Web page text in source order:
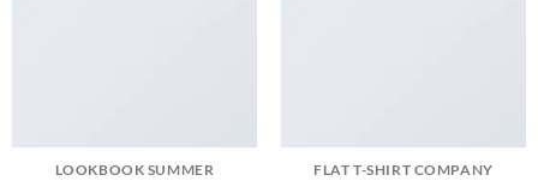
LOOKBOOK SUMMER FLAT T-SHIRT COMPANY